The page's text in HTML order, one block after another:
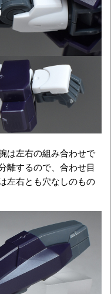
は左右の組み合わせで
離するので、合わせ目
左右とも穴なしのもの